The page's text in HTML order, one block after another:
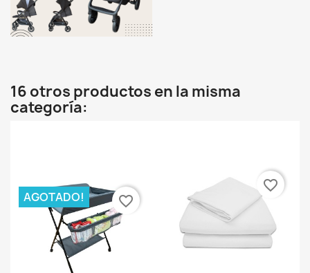
16 otros productos en la misma
categoría:
AGOTADO! favorite_border
favorite_border